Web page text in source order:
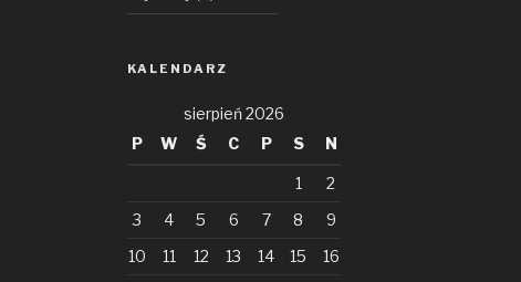
KALENDARZ
sierpień 2026
P
W Ś C P S N
1
2
3
4 5 6 7 8
9
10
11 12 13 14 15
16